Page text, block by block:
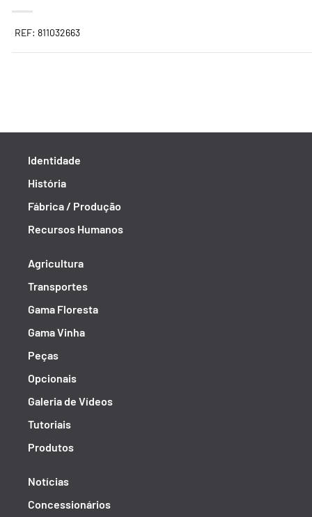
REF: 811032663
Identidade
História
Fábrica / Produção
Recursos Humanos
Agricultura
Transportes
Gama Floresta
Gama Vinha
Peças
Opcionais
Galeria de Vídeos
Tutoriais
Produtos
Notícias
Concessionários